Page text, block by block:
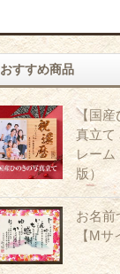
おすすめ商品
【国産
真立て
レーム
版）
お名前
【Mサ